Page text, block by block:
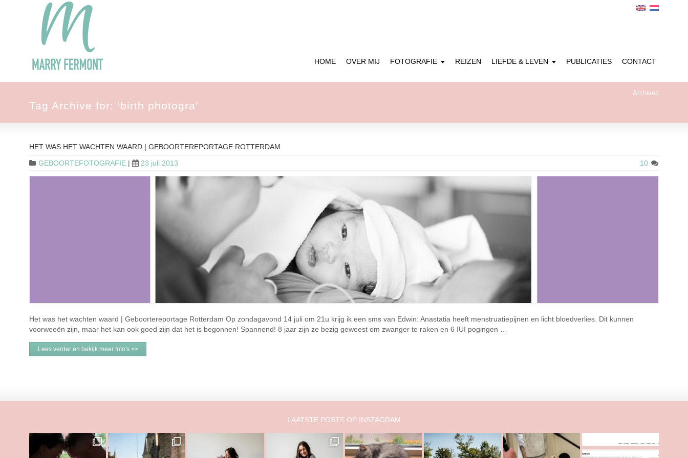
HOME OVER MIJ FOTOGRAFIE REIZEN LIEFDE & LEVEN PUBLICATIES CONTACT
Archives
Tag Archive for: ‘birth photogra’
HET WAS HET WACHTEN WAARD | GEBOORTEREPORTAGE ROTTERDAM
GEBOORTEFOTOGRAFIE | 23 juli 2013 10
Het was het wachten waard | Geboortereportage Rotterdam Op zondagavond 14 juli om 21u krijg ik een sms van Edwin: Anastatia heeft menstruatiepijnen en licht bloedverlies. Dit kunnen
voorweeën zijn, maar het kan ook goed zijn dat het is begonnen! Spannend! 8 jaar zijn ze bezig geweest om zwanger te raken en 6 IUI pogingen …
Lees verder en bekijk meer foto's >>
LAATSTE POSTS OP INSTAGRAM